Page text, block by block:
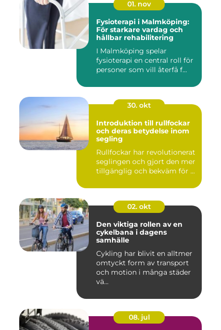
01. nov
Fysioterapi i Malmköping:
För starkare vardag och
hållbar rehabilitering
I Malmköping spelar
fysioterapi en central roll för
personer som vill återfå f...
30. okt
Introduktion till rullfockar
och deras betydelse inom
segling
Rullfockar har revolutionerat
seglingen och gjort den mer
tillgänglig och bekväm för ...
02. okt
Den viktiga rollen av en
cykelbana i dagens
samhälle
Cykling har blivit en alltmer
omtyckt form av transport
och motion i många städer
vä...
08. jul